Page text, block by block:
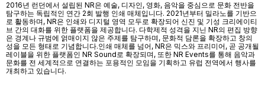
2016년 런던에서 설립된 NR은 예술, 디자인, 영화, 음악을 중심으로 문화 전반을
탐구하는 독립적인 연간 2회 발행 인쇄 매체입니다. 2021년부터 밀라노를 기반으
로 활동하며, NR은 인쇄와 디지털 영역 모두로 확장되어 신진 및 기성 크리에이티
브 간의 대화를 위한 플랫폼을 제공합니다. 다학제적 성격을 지닌 NR의 편집 방향
은 경계나 규범에 얽매이지 않은 주제를 탐구하며, 문화적 담론을 확장하고 창의
성을 모든 형태로 기념합니다.인쇄 매체를 넘어, NR은 믹스와 프리미어, 곧 공개될
레이블을 위한 플랫폼인 NR Sound로 확장되며, 또한 NR Events를 통해 음악과
문화를 전 세계적으로 연결하는 포용적인 모임을 기획하고 유럽 전역에서 행사를
개최하고 있습니다.